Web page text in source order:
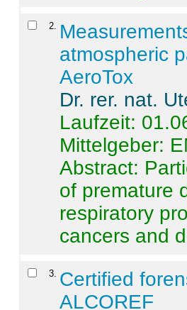
2
atmospheric
AeroTox
Dr. rer. nat.
Laufzeit:
Mittelgeber:
Abstract:
of premature
respiratory
cancers and
3 Certified
ALCOREF